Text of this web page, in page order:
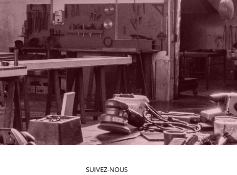
SUIVEZ-NOUS